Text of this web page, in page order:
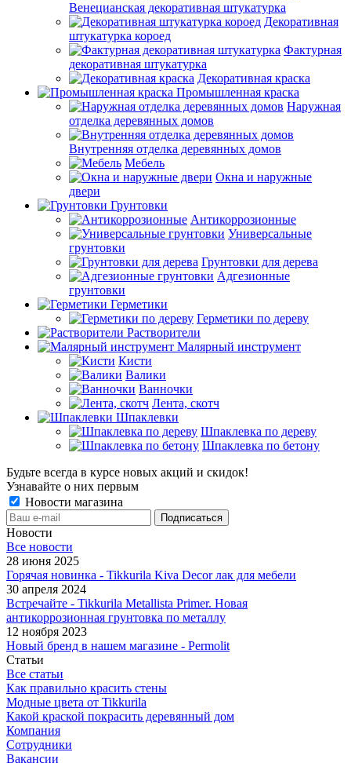
Венецианская декоративная штукатурка
Декоративная
штукатурка короед
Фактурная
декоративная штукатурка
Декоративная краска
Промышленная краска
Наружная
отделка деревянных домов
Внутренняя отделка деревянных домов
Мебель
Окна и наружные
двери
Грунтовки
Антикоррозионные
Универсальные
грунтовки
Грунтовки для дерева
Адгезионные
грунтовки
Герметики
Герметики по дереву
Растворители
Малярный инструмент
Кисти
Валики
Ванночки
Лента, скотч
Шпаклевки
Шпаклевка по дереву
Шпаклевка по бетону
Будьте всегда в курсе новых акций и скидок!
Узнавайте о них первым
Новости магазина
Новости
Все новости
28 июня 2025
Горячая новинка - Tikkurila Kiva Decor лак для мебели
30 апреля 2024
Встречайте - Tikkurila Metallista Primer. Новая
антикоррозионная грунтовка по металлу
12 ноября 2023
Новый бренд в нашем магазине - Permolit
Статьи
Все статьи
Как правильно красить стены
Модные цвета от Tikkurila
Какой краской покрасить деревянный дом
Компания
Сотрудники
Вакансии